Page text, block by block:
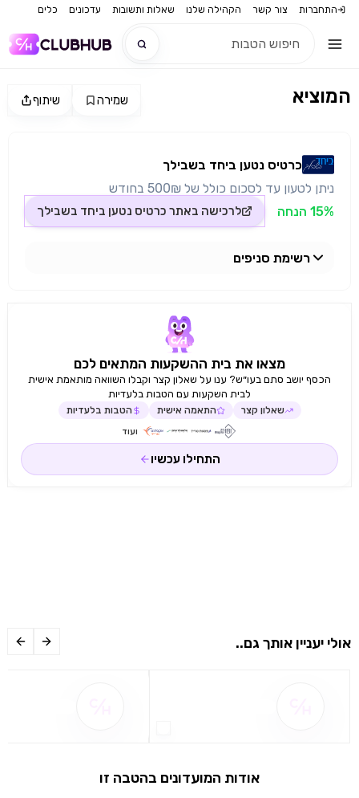
התחברות צור קשר הקהילה שלנו שאלות ותשובות עדכונים כלים
שימו לב!
שיתוף שמירה המוציא
כרטיס נטען ביחד בשבילך
ניתן לטעון עד לסכום כולל של 500₪ בחודש
15% הנחה
לרכישה באתר כרטיס נטען ביחד בשבילך
רשימת סניפים
מצאו את בית ההשקעות המתאים לכם
הכסף יושב סתם בעו״ש? ענו על שאלון קצר וקבלו השוואה מותאמת אישית
לבית השקעות עם הטבות בלעדיות
שאלון קצר התאמה אישית הטבות בלעדיות
ועוד
התחילו עכשיו
אולי יעניין אותך גם..
אודות המועדונים בהטבה זו